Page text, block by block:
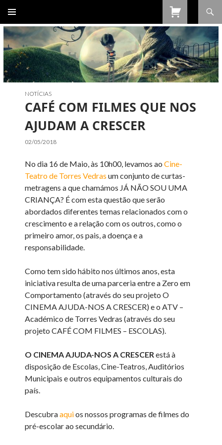
PARA
O
CONTEÚDO
NOTÍCIAS
CAFÉ COM FILMES QUE NOS
AJUDAM A CRESCER
02/05/2018
No dia 16 de Maio, às 10h00, levamos ao Cine-
Teatro de Torres Vedras um conjunto de curtas-
metragens a que chamámos JÁ NÃO SOU UMA
CRIANÇA? É com esta questão que serão
abordados diferentes temas relacionados com o
crescimento e a relação com os outros, como o
primeiro amor, os pais, a doença e a
responsabilidade.
Como tem sido hábito nos últimos anos, esta
iniciativa resulta de uma parceria entre a Zero em
Comportamento (através do seu projeto O
CINEMA AJUDA-NOS A CRESCER) e o ATV –
Académico de Torres Vedras (através do seu
projeto CAFÉ COM FILMES – ESCOLAS).
O CINEMA AJUDA-NOS A CRESCERestá à
disposição de Escolas, Cine-Teatros, Auditórios
Municipais e outros equipamentos culturais do
país.
Descubraaquios nossos programas de filmes do
pré-escolar ao secundário.